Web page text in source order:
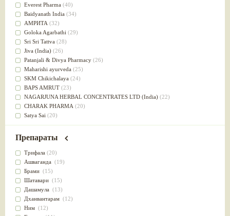
Для глаз(34)
от геморроя(34)
Противовоспалительное
Для Питта доши(32)
Для сердца(32)
Для сосудов головного мозга
Для полости рта(32)
Дефицит железа(31)
Для лица(31)
Употребление в пищу
Ароматерапия(29)
Жаропонижающее(29)
для памяти(28)
для почек(28)
Слабительное (28)
Афродизиак(27)
Напитки(27)
Для йоги (27)
Для потенции(26)
Для душа(25)
для концентрации внимания
при нарушении эрекции
Everest Pharma (40)
Baidyanath India (34)
АМРИТА (32)
Goloka Agarbathi (29)
Sri Sri Tattva (28)
Jiva (India) (26)
Patanjali & Divya Pharmacy (26)
Maharishi ayurveda (25)
SKM Chikichalaya (24)
BAPS AMRUT (23)
NAGARJUNA HERBAL CONCENTRATES LTD (India) (22)
CHARAK PHARMA (20)
Satya Sai (20)
Vyas(20)
Kerala Ayurveda
(19)
Organic India pvt ltd
Lalita(16)
Ashtang Herbals
Alarsin(14)
Vasu Health care
Baraka(13)
Dabur India Ltd
Препараты
Трифала (20)
Ашваганда (19)
Брами (15)
Шатавари (15)
Дашамула (13)
Дханвантарам (12)
Ним (12)